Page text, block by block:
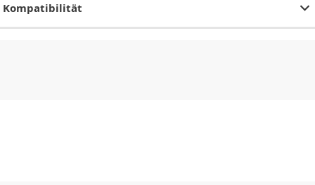
Kompatibilität